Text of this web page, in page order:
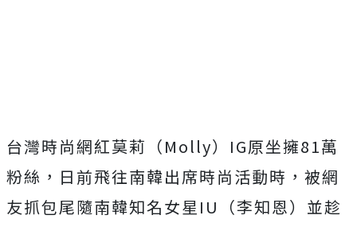
台灣時尚網紅莫莉（Molly）IG原坐擁81萬
粉絲，日前飛往南韓出席時尚活動時，被網
友抓包尾隨南韓知名女星IU（李知恩）並趁